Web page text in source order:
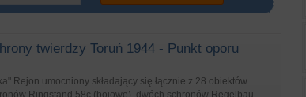
twierdzy Toruń 1944 - Punkt oporu
Rejon umocniony składający się łącznie z 28 obiektów
Ringstand 58c (bojowe), dwóch schronów Regelbau